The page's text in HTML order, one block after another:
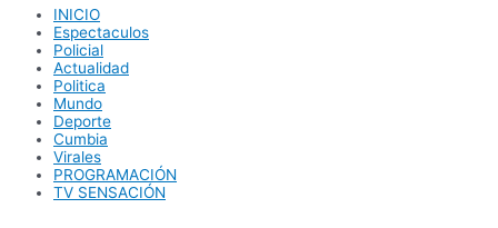
INICIO
Espectaculos
Policial
Actualidad
Politica
Mundo
Deporte
Cumbia
Virales
PROGRAMACIÓN
TV SENSACIÓN